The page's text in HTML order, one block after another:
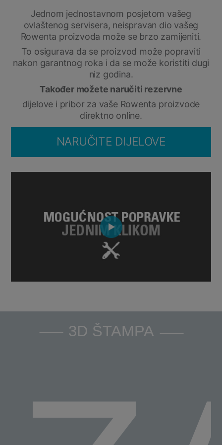
Jednom jednostavnom posjetom vašeg
ovlaštenog servisera, neispravan dio vašeg
Rowenta proizvoda može se brzo zamijeniti.
To osigurava da se proizvod može popraviti
nakon garantnog roka i da se može koristiti dugi
niz godina.
Također možete naručiti rezervne
dijelove i pribor za vaše Rowenta proizvode
direktno online.
NARUČITE DIJELOVE
3D ŠTAMPA